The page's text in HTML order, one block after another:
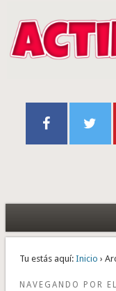
Tu estás aquí: Inicio ›
NAVEGANDO POR